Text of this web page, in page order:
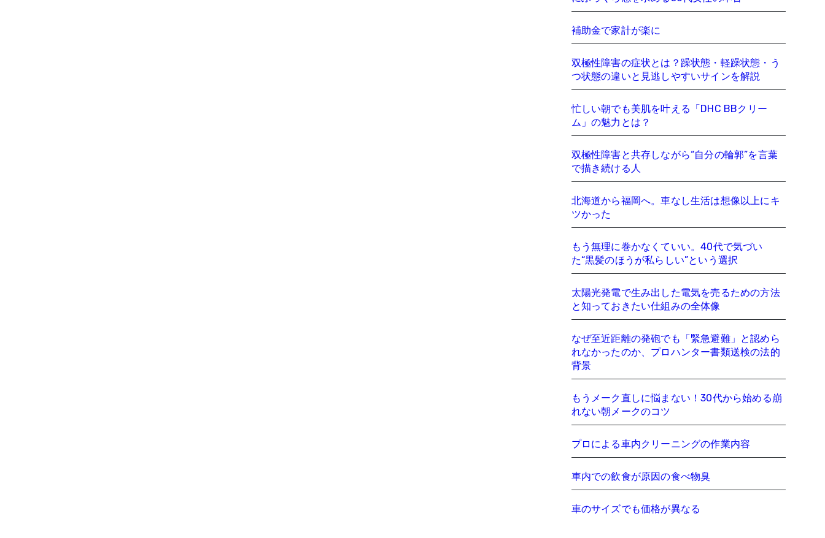
補助金で家計が楽に
双極性障害の症状とは？躁状態・軽躁状態・う
つ状態の違いと見逃しやすいサインを解説
忙しい朝でも美肌を叶える「DHC BBクリー
ム」の魅力とは？
双極性障害と共存しながら“自分の輪郭”を言葉
で描き続ける人
北海道から福岡へ。車なし生活は想像以上にキ
ツかった
もう無理に巻かなくていい。40代で気づい
た“黒髪のほうが私らしい”という選択
太陽光発電で生み出した電気を売るための方法
と知っておきたい仕組みの全体像
なぜ至近距離の発砲でも「緊急避難」と認めら
れなかったのか、プロハンター書類送検の法的
背景
もうメーク直しに悩まない！30代から始める崩
れない朝メークのコツ
プロによる車内クリーニングの作業内容
車内での飲食が原因の食べ物臭
車のサイズでも価格が異なる